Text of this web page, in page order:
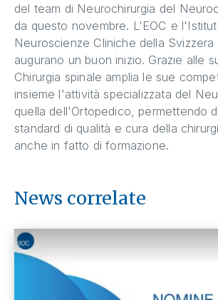
del team di Neurochirurgia del
da questo novembre. L'EOC e
Neuroscienze Cliniche della Svizzera
augurano un buon inizio. Grazie alle
Chirurgia spinale amplia le sue
insieme l'attività specializzata del
quella dell'Ortopedico, permettendo
standard di qualità e cura della
anche in fatto di formazione.
News correlate